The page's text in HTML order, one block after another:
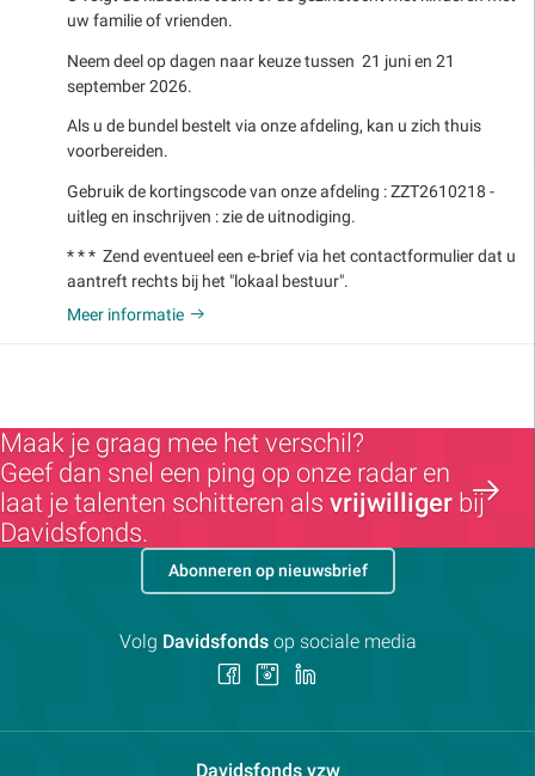
uw familie of vrienden.
Neem deel op dagen naar keuze tussen 21 juni en 21
september 2026.
Als u de bundel bestelt via onze afdeling, kan u zich thuis
voorbereiden.
Gebruik de kortingscode van onze afdeling : ZZT2610218 -
uitleg en inschrijven : zie de uitnodiging.
* * * Zend eventueel een e-brief via het contactformulier dat u
aantreft rechts bij het "lokaal bestuur".
Meer informatie
Maak je graag mee het verschil?
Geef dan snel een ping op onze radar en
laat je talenten schitteren als vrijwilliger bij
Davidsfonds.
Davidsfonds vzwContactpersoon:
Abonneren op nieuwsbrief
Volg Davidsfondsop sociale media
Volg Volg